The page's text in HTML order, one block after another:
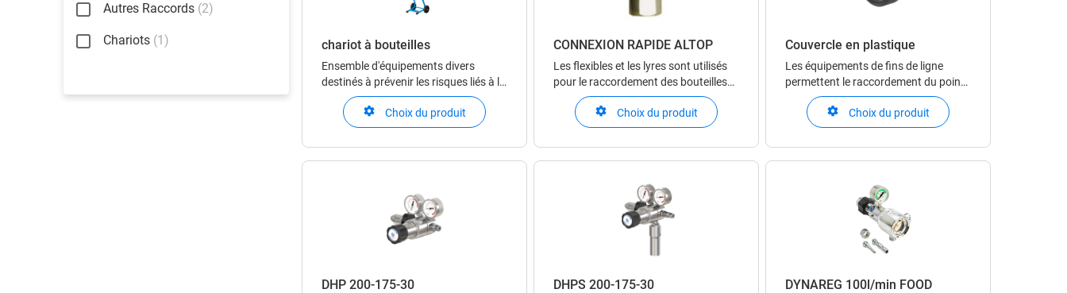
Autres Raccords (2)
Chariots (1) chariot à bouteilles
Ensemble d'équipements divers
destinés à prévenir les risques liés à la
mise en œuvre des gaz.
Choix du produit
CONNEXION RAPIDE ALTOP
Les flexibles et les lyres sont utilisés
pour le raccordement des bouteilles
ou des cadres aux centrales et
modules. Les lyres sont obligatoires
en cas d’utilisation de gaz corrosifs.
Les raccords sont utilisés pour
assurer le raccordement entre les diff
Choix du produit
Couvercle en plastique
Les équipements de fins de ligne
permettent le raccordement du point
d'utilisation au réseau de gaz par
l’utilisateur. Selon les cas, ils intègrent
les fonctions d’arrêt, de réglage et
d’indication de pression ou de débit.
Choix du produit
DHP 200-175-30 DHPS 200-175-30 DYNAREG 100l/min FOOD